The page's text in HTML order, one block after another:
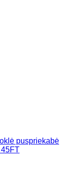
puspriekabė